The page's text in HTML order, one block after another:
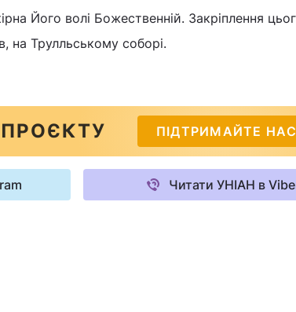
Його волі Божественній. Закріплення
на Трулльському соборі.
ПІДТРИМАЙТЕ НАС
Читати УНІАН в